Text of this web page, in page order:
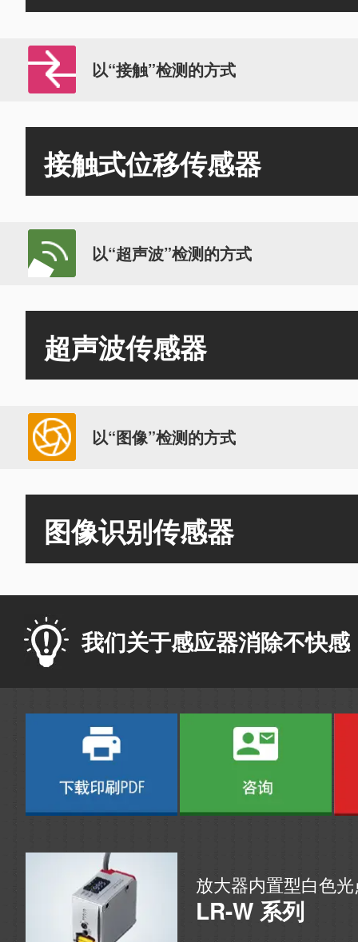
以“接触”检测的方式
接触式位移传感器
以“超声波”检测的方式
超声波传感器
以“图像”检测的方式
图像识别传感器
我们关于感应器消除不快感
放大器内置型白色
LR-W 系列